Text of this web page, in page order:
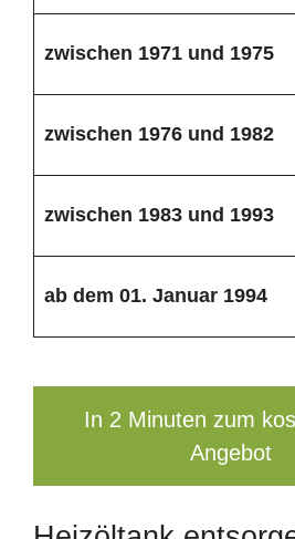
zwischen 1971 und 1975
zwischen 1976 und 1982
zwischen 1983 und 1993
ab dem 01. Januar 1994
In 2 Minuten zum
Angebot